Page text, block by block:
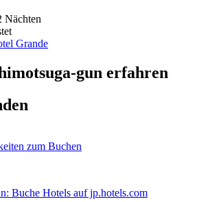
Nächten
Grande
gun erfahren
zum Buchen
Buche Hotels auf jp.hotels.com